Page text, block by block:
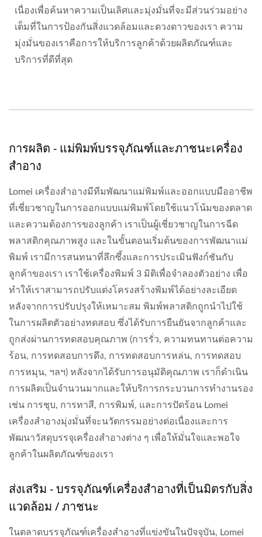
เนื่องเพื่อค้นหาความเป็นเลิศและมุ่งมั่นที่จะมีส่วนร่วมอย่าง
เต็มที่ในการป้องกันสิ่งแวดล้อมและดวงดาวของเรา ความ
มุ่งมั่นของเราคือการให้บริการลูกค้าด้วยผลิตภัณฑ์และ
บริการที่ดีที่สุด
การผลิต - แม่พิมพ์บรรจุภัณฑ์และภาชนะเครื่อง
สำอาง
Lomei เครื่องสำอางมีทีมพัฒนาแม่พิมพ์และออกแบบมืออาชีพ
ที่เชี่ยวชาญในการออกแบบแม่พิมพ์โดยใช้แนวโน้มของตลาด
และความต้องการของลูกค้า เราเป็นผู้เชี่ยวชาญในการฉีด
พลาสติกคุณภาพสูง และในขั้นตอนเริ่มต้นของการพัฒนาแม่
พิมพ์ เรามีการสนทนาที่ลึกซึ้งและการประเมินฟังก์ชันกับ
ลูกค้าของเรา เราใช้เครื่องพิมพ์ 3 มิติเพื่อจำลองตัวอย่าง เพื่อ
ทำให้เราสามารถปรับแต่งโครงสร้างพิมพ์ได้อย่างละเอียด
หลังจากการปรับปรุงให้เหมาะสม พิมพ์พลาสติกถูกนำไปใช้
ในการผลิตตัวอย่างทดสอบ ซึ่งได้รับการยืนยันจากลูกค้าและ
ถูกส่งผ่านการทดสอบคุณภาพ (การรั่ว, ความทนทานต่อความ
ร้อน, การทดสอบการดึง, การทดสอบการหล่น, การทดสอบ
การหมุน, ฯลฯ) หลังจากได้รับการอนุมัติคุณภาพ เราก็ดำเนิน
การผลิตเป็นจำนวนมากและให้บริการกระบวนการทำงานรอง
เช่น การชุบ, การทาสี, การพิมพ์, และการปัดร้อน Lomei
เครื่องสำอางมุ่งมั่นที่จะนวัตกรรมอย่างต่อเนื่องและการ
พัฒนาวัสดุบรรจุเครื่องสำอางต่าง ๆ เพื่อให้มั่นใจและพอใจ
ลูกค้าในผลิตภัณฑ์ของเรา
ส่งเสริม - บรรจุภัณฑ์เครื่องสำอางที่เป็นมิตรกับสิ่ง
แวดล้อม / ภาชนะ
ในตลาดบรรจุภัณฑ์เครื่องสำอางที่แข่งขันในปัจจุบัน, Lomei